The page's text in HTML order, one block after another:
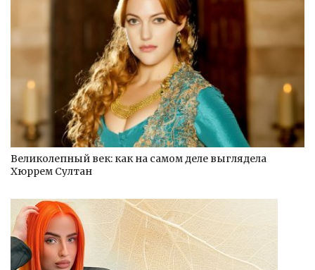
Великолепный век: как на самом деле выглядела
Хюррем Султан